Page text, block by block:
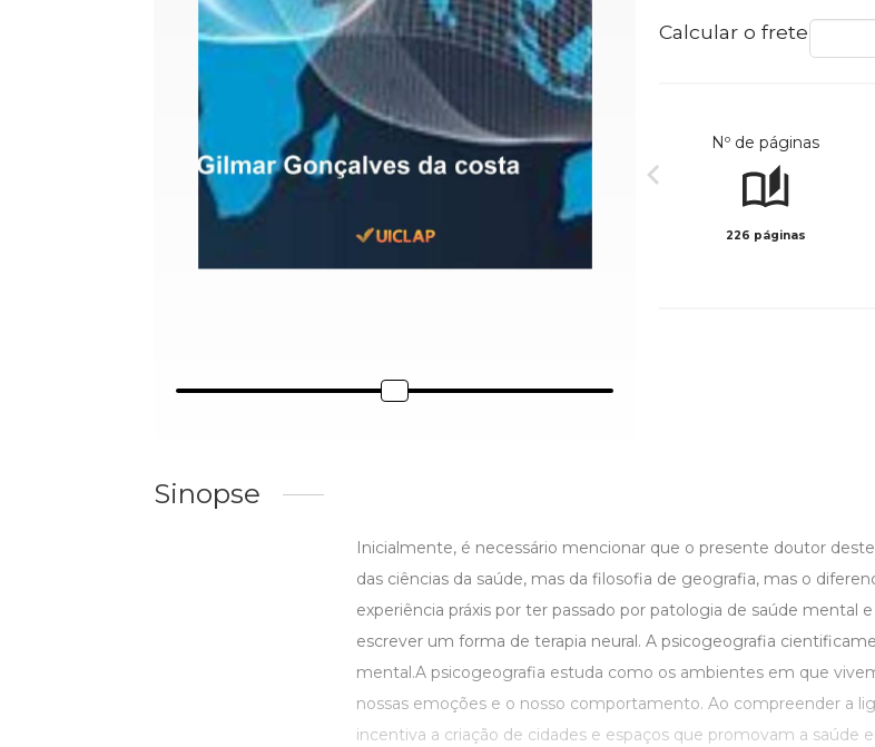
Calcular o frete
Nº de páginas
226 páginas
Sinopse
Inicialmente, é necessário mencionar que o presente doutor
das ciências da saúde, mas da filosofia de geografia, mas o
experiência práxis por ter passado por patologia de saúde mental
escrever um forma de terapia neural. A psicogeografia
mental.A psicogeografia estuda como os ambientes em que
nossas emoções e o nosso comportamento. Ao compreender a
incentiva a criação de cidades e espaços que promovam a saúde